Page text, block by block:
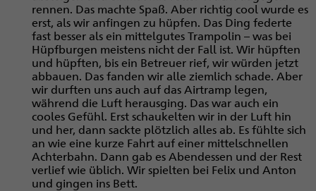
rennen. Das machte Spaß. Aber richtig cool wurde es
erst, als wir anfingen zu hüpfen. Das Ding federte
fast besser als ein mittel­gutes Trampolin – was bei
Hüpfburgen ­meistens nicht der Fall ist. Wir hüpften
und hüpften, bis ein Betreuer rief, wir würden jetzt
abbauen. Das fanden wir alle ziemlich schade. Aber
wir durften uns auch auf das Airtramp legen,
während die Luft herausging. Das war auch ein
cooles Gefühl. Erst schaukelten wir in der Luft hin
und her, dann sackte plötzlich alles ab. Es fühlte sich
an wie eine kurze Fahrt auf einer mittelschnellen
Achterbahn. Dann gab es Abendessen und der Rest
verlief wie üblich. Wir spielten bei Felix und Anton
und gingen ins Bett.